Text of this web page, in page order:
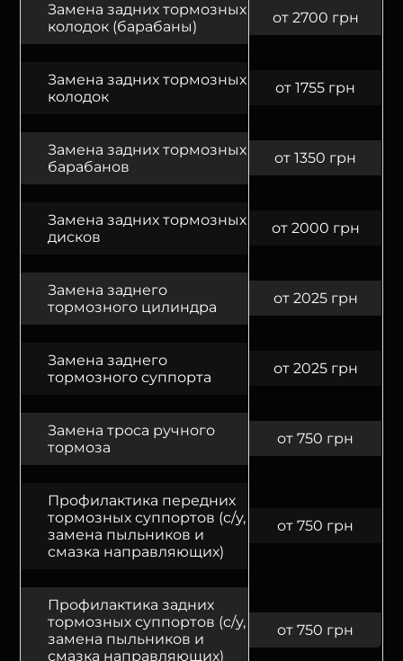
Замена задних тормозных
колодок (барабаны)
от 2700 грн
Замена задних тормозных
колодок
от 1755 грн
Замена задних тормозных
барабанов
от 1350 грн
Замена задних тормозных
дисков
от 2000 грн
Замена заднего
тормозного цилиндра
от 2025 грн
Замена заднего
тормозного суппорта
от 2025 грн
Замена троса ручного
тормоза
от 750 грн
Профилактика передних
тормозных суппортов (с/у,
замена пыльников и
смазка направляющих)
от 750 грн
Профилактика задних
тормозных суппортов (с/у,
замена пыльников и
смазка направляющих)
от 750 грн